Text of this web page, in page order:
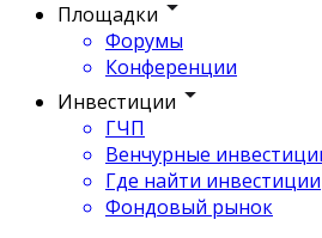
Площадки
Форумы
Конференции
Инвестиции
ГЧП
Венчурные
Где найти инвестиции
Фондовый рынок